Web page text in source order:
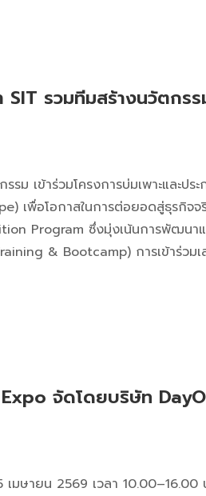
รวมทีมสร้างนวัตกร
ข้าร่วมโครงการบ่มเพาะและปร
พื่อโอกาสในการต่อยอดสู่ธุรกิจจ
Program ซึ่งมุ่งเน้นการพัฒนาแ
& Bootcamp) การเข้าร่วมเ
จัดโดยบริษัท
มษายน 2569 เวลา